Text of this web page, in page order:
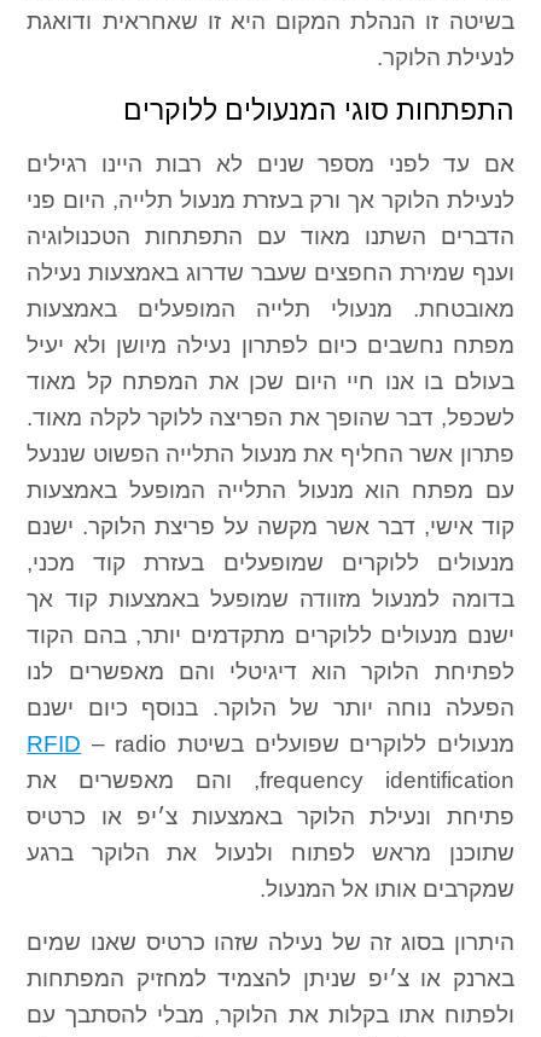
בשיטה זו הנהלת המקום היא זו שאחראית ודואגת
לנעילת הלוקר.
התפתחות סוגי המנעולים ללוקרים
אם עד לפני מספר שנים לא רבות היינו רגילים
לנעילת הלוקר אך ורק בעזרת מנעול תלייה, היום פני
הדברים השתנו מאוד עם התפתחות הטכנולוגיה
וענף שמירת החפצים שעבר שדרוג באמצעות נעילה
מאובטחת. מנעולי תלייה המופעלים באמצעות
מפתח נחשבים כיום לפתרון נעילה מיושן ולא יעיל
בעולם בו אנו חיי היום שכן את המפתח קל מאוד
לשכפל, דבר שהופך את הפריצה ללוקר לקלה מאוד.
פתרון אשר החליף את מנעול התלייה הפשוט שננעל
עם מפתח הוא מנעול התלייה המופעל באמצעות
קוד אישי, דבר אשר מקשה על פריצת הלוקר. ישנם
מנעולים ללוקרים שמופעלים בעזרת קוד מכני,
בדומה למנעול מזוודה שמופעל באמצעות קוד אך
ישנם מנעולים ללוקרים מתקדמים יותר, בהם הקוד
לפתיחת הלוקר הוא דיגיטלי והם מאפשרים לנו
הפעלה נוחה יותר של הלוקר. בנוסף כיום ישנם
מנעולים ללוקרים שפועלים בשיטת
RFID – radio
frequency identification, והם מאפשרים את
פתיחת ונעילת הלוקר באמצעות צ׳יפ או כרטיס
שתוכנן מראש לפתוח ולנעול את הלוקר ברגע
שמקרבים אותו אל המנעול.
היתרון בסוג זה של נעילה שזהו כרטיס שאנו שמים
בארנק או צ׳יפ שניתן להצמיד למחזיק המפתחות
ולפתוח אתו בקלות את הלוקר, מבלי להסתבך עם